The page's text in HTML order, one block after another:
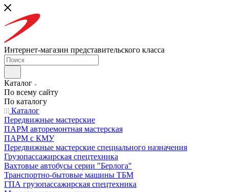
Интернет-магазин представительского класса
Каталог
По всему сайту
По каталогу
Каталог
Передвижные мастерские
ПАРМ авторемонтная мастерская
ПАРМ с КМУ
Передвижные мастерские специального назначения
Грузопассажирская спецтехника
Вахтовые автобусы серии "Берлога"
Транспортно-бытовые машины ТБМ
ГПА грузопассажирская спецтехника